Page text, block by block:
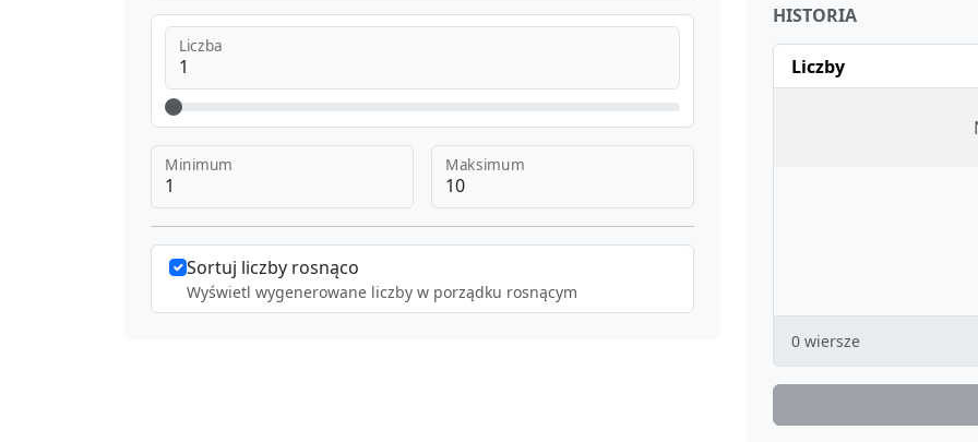
Liczba
Minimum Maksimum
Sortuj liczby rosnąco
Wyświetl wygenerowane liczby w porządku rosnącym
HISTORIA
Liczby
0 wiersze